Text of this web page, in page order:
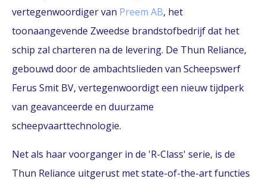
vertegenwoordiger van Preem AB, het
toonaangevende Zweedse brandstofbedrijf dat het
schip zal charteren na de levering. De Thun Reliance,
gebouwd door de ambachtslieden van Scheepswerf
Ferus Smit BV, vertegenwoordigt een nieuw tijdperk
van geavanceerde en duurzame
scheepvaarttechnologie.
Net als haar voorganger in de 'R-Class' serie, is de
Thun Reliance uitgerust met state-of-the-art functies